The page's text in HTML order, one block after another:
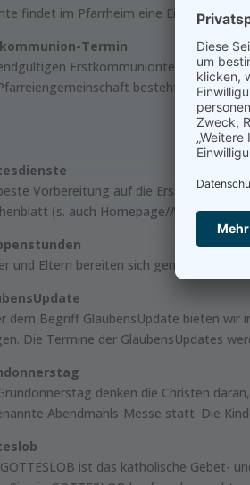
findet im Pfarrheim eine Einführung
Termin
Erstkommuniontermine
besteht aus zwei
Vorbereitung auf die
(s. auch Homepage/App).
und Eltern bereiten sich gemeinsam
dem Begriff GlaubensUpdate bieten wir
Die Termine der GlaubensUpdates
denken die Christen
Abendmahls-Messe statt. Die
ist das katholische Gebet-